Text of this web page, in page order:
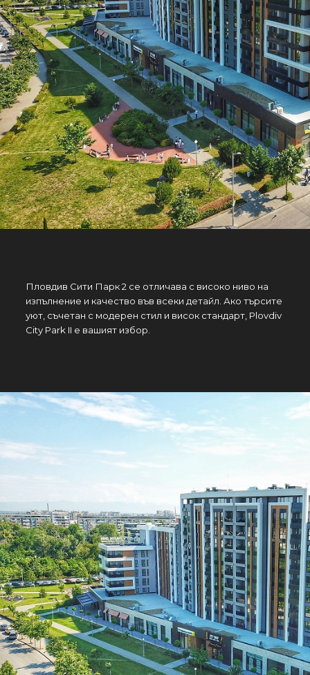
Пловдив Сити Парк 2 се отличава с високо ниво на
изпълнение и качество във всеки детайл. Ако търсите
уют, съчетан с модерен стил и висок стандарт, Plovdiv
City Park II е вашият избор.